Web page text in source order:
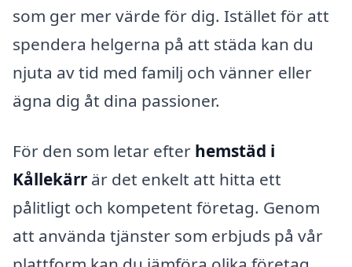
som ger mer värde för dig. Istället för att
spendera helgerna på att städa kan du
njuta av tid med familj och vänner eller
ägna dig åt dina passioner.
För den som letar efter hemstäd i
Kållekärr är det enkelt att hitta ett
pålitligt och kompetent företag. Genom
att använda tjänster som erbjuds på vår